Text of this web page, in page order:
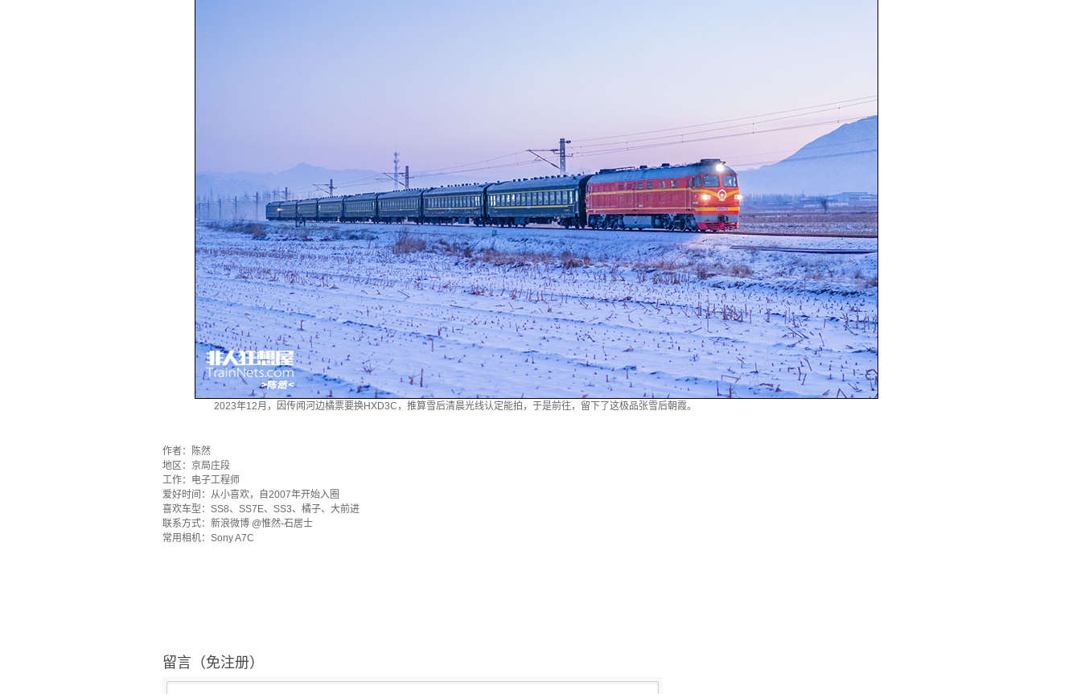
2023年12月，因传闻河边橘票要换HXD3C，推算雪后清晨光线认定能拍，于是前往，留下了这极品张雪后朝霞。
作者：陈然
地区：京局庄段
工作：电子工程师
爱好时间：从小喜欢，自2007年开始入圈
喜欢车型：SS8、SS7E、SS3、橘子、大前进
联系方式：新浪微博 @惟然-石居士
常用相机：Sony A7C
留言（免注册）